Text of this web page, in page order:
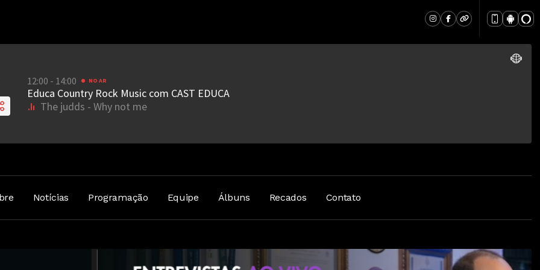
Notícias Programação Equipe Álbuns Recados Contato